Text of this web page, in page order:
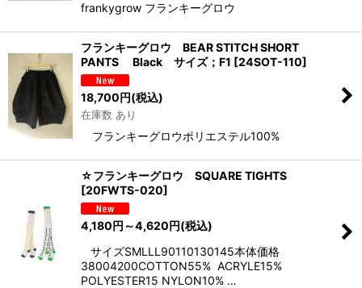
frankygrow フランキーグロウ
フランキーグロウ BEAR STITCH SHORT
PANTS Black サイズ；F1 [24SOT-110]
18,700円(税込)
在庫数 あり
フランキーグロウポリエステル100%
☆フランキーグロウ SQUARE TIGHTS
[20FWTS-020]
4,180円 ～4,620円(税込)
サイズSMLLL90110130145本体価格
38004200COTTON55% ACRYLE15%
POLYESTER15 NYLON10% …